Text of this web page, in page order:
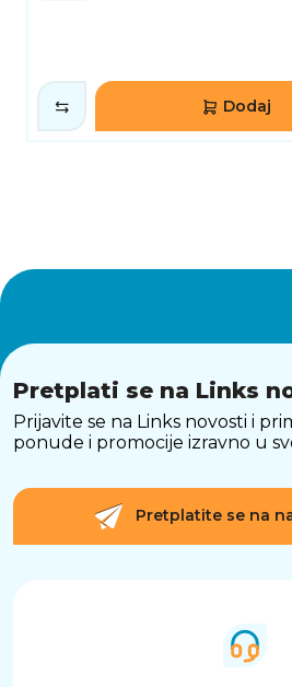
Dodaj
Pretplati se na Links
Prijavite se na Links novosti i
ponude i promocije izravno u
Pretplatite se na